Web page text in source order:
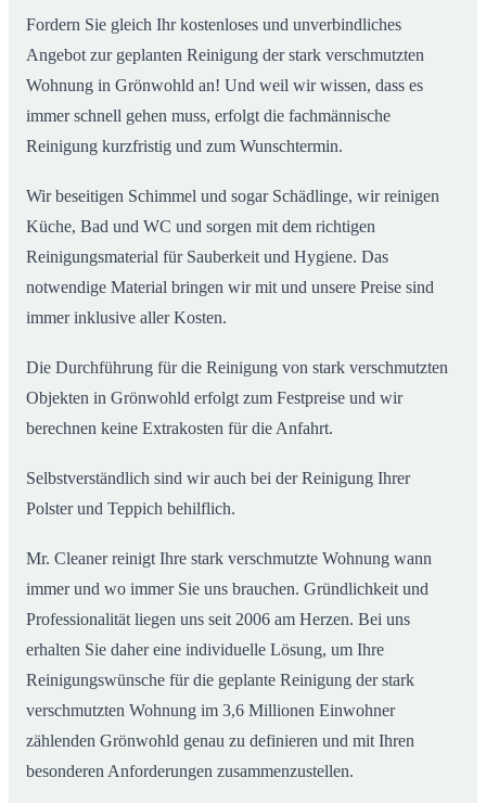
Fordern Sie gleich Ihr kostenloses und unverbindliches
Angebot zur geplanten Reinigung der stark verschmutzten
Wohnung in Grönwohld an! Und weil wir wissen, dass es
immer schnell gehen muss, erfolgt die fachmännische
Reinigung kurzfristig und zum Wunschtermin.
Wir beseitigen Schimmel und sogar Schädlinge, wir reinigen
Küche, Bad und WC und sorgen mit dem richtigen
Reinigungsmaterial für Sauberkeit und Hygiene. Das
notwendige Material bringen wir mit und unsere Preise sind
immer inklusive aller Kosten.
Die Durchführung für die Reinigung von stark verschmutzten
Objekten in Grönwohld erfolgt zum Festpreise und wir
berechnen keine Extrakosten für die Anfahrt.
Selbstverständlich sind wir auch bei der Reinigung Ihrer
Polster und Teppich behilflich.
Mr. Cleaner reinigt Ihre stark verschmutzte Wohnung wann
immer und wo immer Sie uns brauchen. Gründlichkeit und
Professionalität liegen uns seit 2006 am Herzen. Bei uns
erhalten Sie daher eine individuelle Lösung, um Ihre
Reinigungswünsche für die geplante Reinigung der stark
verschmutzten Wohnung im 3,6 Millionen Einwohner
zählenden Grönwohld genau zu definieren und mit Ihren
besonderen Anforderungen zusammenzustellen.